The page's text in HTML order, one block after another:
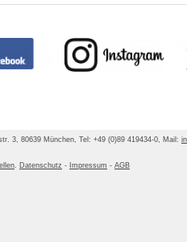
3, 80639 München, Tel: +49 (0)89 419434-0, Mail:
. Datenschutz - Impressum - AGB